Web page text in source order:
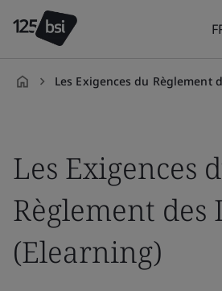
Les Exigences du Règlement
Les Exigences
Règlement des
(Elearning)